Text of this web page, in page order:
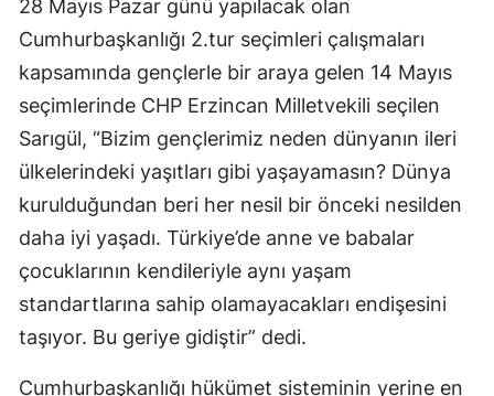
Isparta
İstanbul
İzmir
Kars
Kastamonu
Kayseri
Kırklareli
Kırşehir
28 Mayıs Pazar günü yapılacak olan
Cumhurbaşkanlığı 2.tur seçimleri çalışmaları
kapsamında gençlerle bir araya gelen 14 Mayıs
seçimlerinde CHP Erzincan Milletvekili seçilen
Sarıgül, “Bizim gençlerimiz neden dünyanın ileri
ülkelerindeki yaşıtları gibi yaşayamasın? Dünya
kurulduğundan beri her nesil bir önceki nesilden
daha iyi yaşadı. Türkiye’de anne ve babalar
çocuklarının kendileriyle aynı yaşam
standartlarına sahip olamayacakları endişesini
taşıyor. Bu geriye gidiştir” dedi.
Cumhurbaşkanlığı hükümet sisteminin yerine en